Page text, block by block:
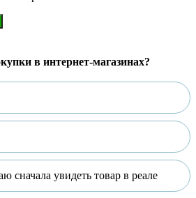
в интернет-магазинах?
сначала увидеть товар в реале